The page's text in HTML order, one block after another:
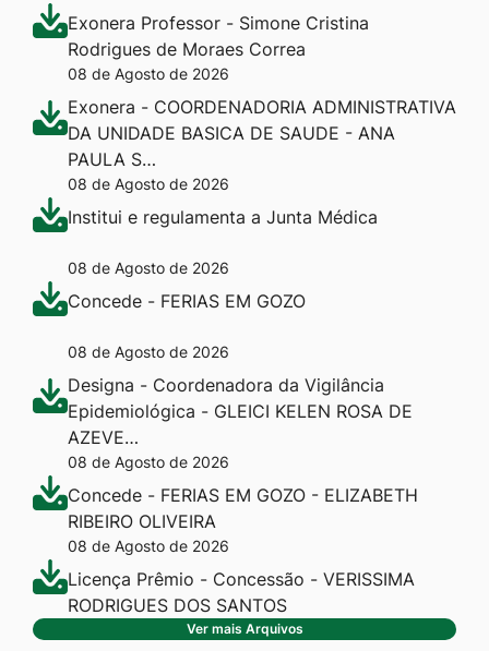
Exonera Professor - Simone Cristina
Rodrigues de Moraes Correa
08 de Agosto de 2026
Exonera - COORDENADORIA ADMINISTRATIVA
DA UNIDADE BASICA DE SAUDE - ANA
PAULA S…
08 de Agosto de 2026
Institui e regulamenta a Junta Médica
08 de Agosto de 2026
Concede - FERIAS EM GOZO
08 de Agosto de 2026
Designa - Coordenadora da Vigilância
Epidemiológica - GLEICI KELEN ROSA DE
AZEVE…
08 de Agosto de 2026
Concede - FERIAS EM GOZO - ELIZABETH
RIBEIRO OLIVEIRA
08 de Agosto de 2026
Licença Prêmio - Concessão - VERISSIMA
RODRIGUES DOS SANTOS
Ver mais Arquivos